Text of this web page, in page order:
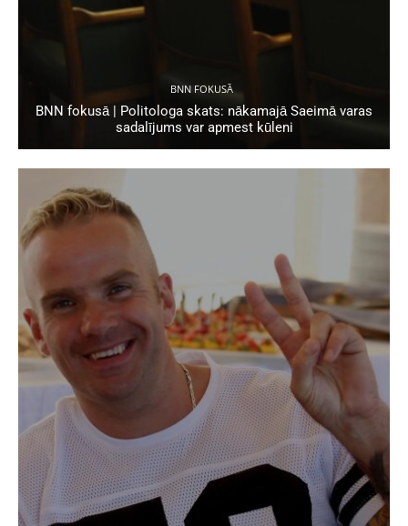
BNN FOKUSĀ
BNN fokusā | Politologa skats: nākamajā Saeimā varas
sadalījums var apmest kūleni